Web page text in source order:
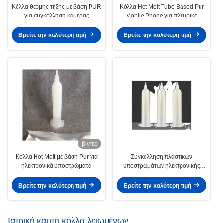
Κόλλα θερμής τήξης με βάση PUR
για συγκόλληση κάμερας
Βρείτε την καλύτερη τιμή
Κόλλα Hot Melt Tube Based Pur
Mobile Phone για πλευρικό
Βρείτε την καλύτερη τιμή
βίντεο
Κόλλα Hot Melt με βάση Pur για
ηλεκτρονικά υποστρώματα
Βρείτε την καλύτερη τιμή
Συγκόλληση πλαστικών
υποστρωμάτων ηλεκτρονικής
Βρείτε την καλύτερη τιμή
Ιατρική καυτή κόλλα λειωμένων